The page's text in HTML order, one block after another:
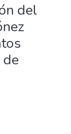
del